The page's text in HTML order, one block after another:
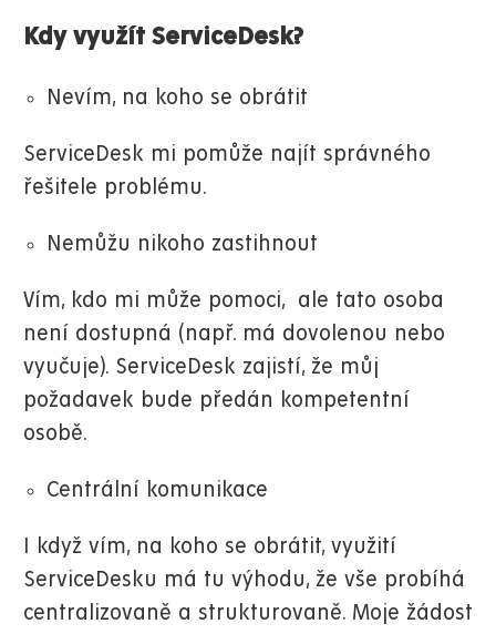
Kdy využít ServiceDesk?
Nevím, na koho se obrátit
ServiceDesk mi pomůže najít správného
řešitele problému.
Nemůžu nikoho zastihnout
Vím, kdo mi může pomoci,
ale tato osoba
není dostupná (např. má dovolenou nebo
vyučuje). ServiceDesk zajistí, že můj
požadavek bude předán kompetentní
osobě.
Centrální komunikace
I když vím, na koho se obrátit, využití
ServiceDesku má tu výhodu, že vše probíhá
centralizovaně a strukturovaně. Moje žádost